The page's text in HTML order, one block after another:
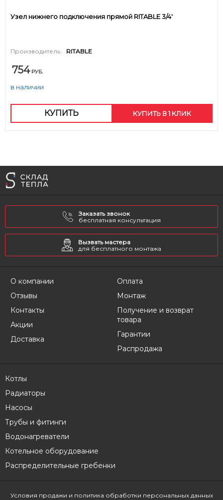
Узел нижнего подключения прямой RITABLE 3/4'
Производитель: RITABLE
754 РУБ.
в наличии
КУПИТЬ КУПИТЬ В 1 КЛИК
Заказать звонок
бесплатная консультация
Вызвать мастера
для бесплатного монтажа
О компании
Отзывы
Контакты
Акции
Доставка
Оплата
Монтаж
Получение и возврат
товара
Гарантии
Распродажа
Котлы
Радиаторы
Насосы
Трубы и фитинги
Водонагреватели
Котельное оборудование
Распределительные гребенки
Условия продажи и политика обработки персональных данных